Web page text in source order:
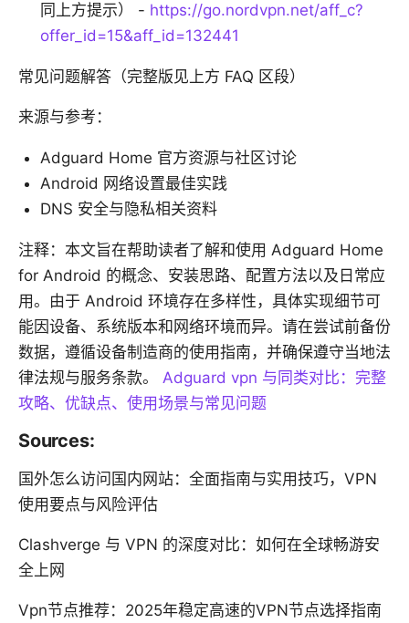
同上方提示） - https://go.nordvpn.net/aff_c?
offer_id=15&aff_id=132441
常见问题解答（完整版见上方 FAQ 区段）
来源与参考：
Adguard Home 官方资源与社区讨论
Android 网络设置最佳实践
DNS 安全与隐私相关资料
注释：本文旨在帮助读者了解和使用 Adguard Home
for Android 的概念、安装思路、配置方法以及日常应
用。由于 Android 环境存在多样性，具体实现细节可
能因设备、系统版本和网络环境而异。请在尝试前备份
数据，遵循设备制造商的使用指南，并确保遵守当地法
律法规与服务条款。 Adguard vpn 与同类对比：完整
攻略、优缺点、使用场景与常见问题
Sources:
国外怎么访问国内网站：全面指南与实用技巧，VPN
使用要点与风险评估
Clashverge 与 VPN 的深度对比：如何在全球畅游安
全上网
Vpn节点推荐：2025年稳定高速的VPN节点选择指南